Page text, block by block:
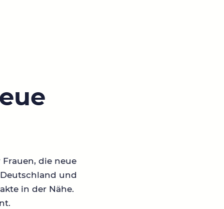
die neue
und
in der Nähe.